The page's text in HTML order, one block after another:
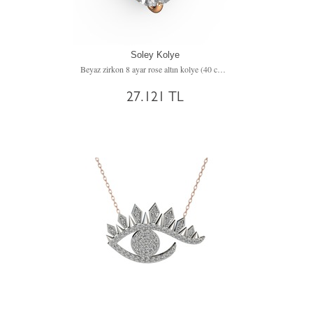
Soley Kolye
Beyaz zirkon 8 ayar rose altın kolye (40 cm beyaz altın rolo zincir)
27.121 TL